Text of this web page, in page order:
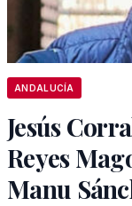
ANDALUCÍA
Jesús
Reyes
Manu